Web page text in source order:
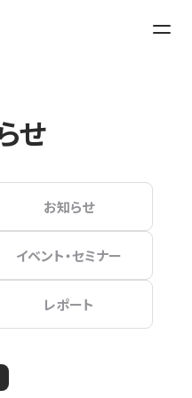
せ
お知らせ
イベント・セミナー
レポート